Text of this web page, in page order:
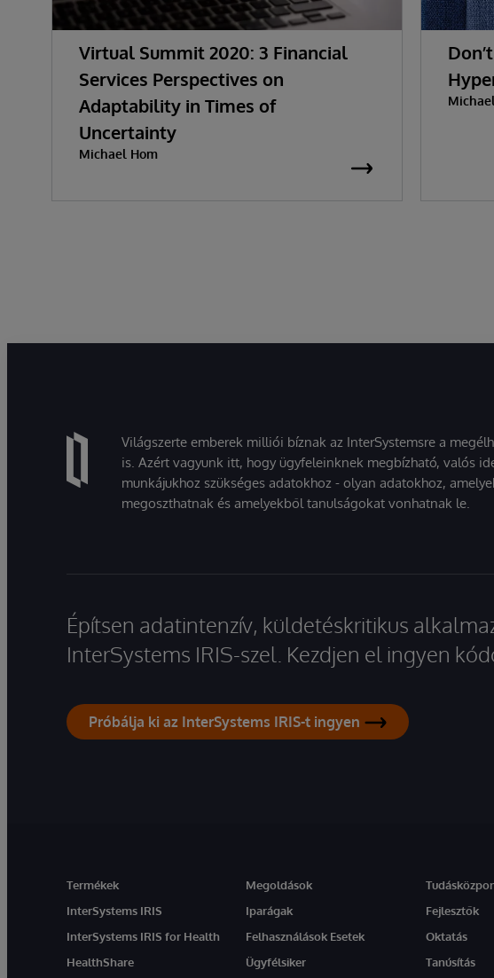
Virtual Summit 2020: 3 Financial
Services Perspectives on
Adaptability in Times of
Uncertainty
Michael Hom
Világszerte emberek milliói bíznak az InterSystemsre a
is. Azért vagyunk itt, hogy ügyfeleinknek megbízható, valós
munkájukhoz szükséges adatokhoz - olyan adatokhoz,
megoszthatnak és amelyekből tanulságokat vonhatnak le.
Építsen adatintenzív, küldetéskritikus
InterSystems IRIS-szel. Kezdjen el ingyen
Próbálja ki az InterSystems IRIS-t ingyen
Termékek
InterSystems IRIS
InterSystems IRIS for Health
HealthShare
Megoldások
Iparágak
Felhasználások Esetek
Ügyfélsiker
Fejlesztők
Oktatás
Tanúsítás